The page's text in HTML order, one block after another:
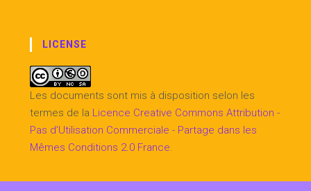
LICENSE
Les documents sont mis à disposition selon les
termes de la Licence Creative Commons Attribution -
Pas d’Utilisation Commerciale - Partage dans les
Mêmes Conditions 2.0 France.